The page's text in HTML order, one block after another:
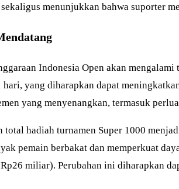
menunjukkan bahwa suporter
Indonesia Open akan
yang diharapkan dapat
yang menyenangkan, termasuk
hadiah turnamen Super 1000
pemain berbakat dan memperkuat
miliar). Perubahan ini diharapkan